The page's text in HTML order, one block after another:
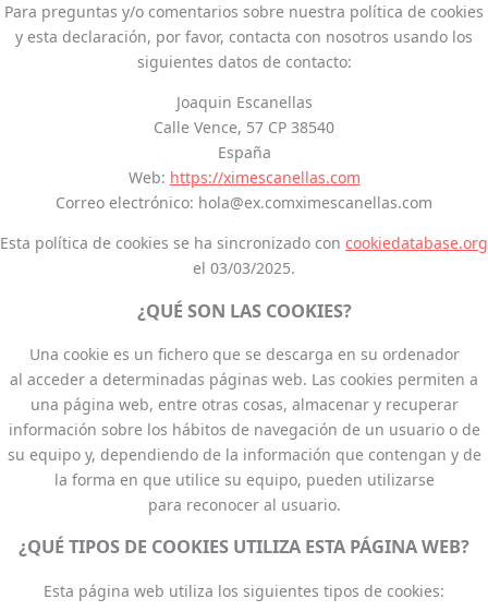
Para preguntas y/o comentarios sobre nuestra política de cookies
y esta declaración, por favor, contacta con nosotros usando los
siguientes datos de contacto:
Joaquin Escanellas
Calle Vence, 57 CP 38540
España
Web: https://ximescanellas.com
Correo electrónico: hola@ex.comximescanellas.com
Esta política de cookies se ha sincronizado con cookiedatabase.org
el 03/03/2025.
¿QUÉ SON LAS COOKIES?
Una cookie es un fichero que se descarga en su ordenador
al acceder a determinadas páginas web. Las cookies permiten a
una página web, entre otras cosas, almacenar y recuperar
información sobre los hábitos de navegación de un usuario o de
su equipo y, dependiendo de la información que contengan y de
la forma en que utilice su equipo, pueden utilizarse
para reconocer al usuario.
¿QUÉ TIPOS DE COOKIES UTILIZA ESTA PÁGINA WEB?
Esta página web utiliza los siguientes tipos de cookies: